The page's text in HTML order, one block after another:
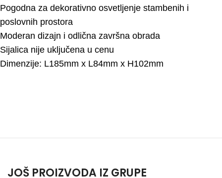
Pogodna za dekorativno osvetljenje stambenih i
poslovnih prostora
Moderan dizajn i odlična završna obrada
Sijalica nije uključena u cenu
Dimenzije: L185mm x L84mm x H102mm
JOŠ PROIZVODA IZ GRUPE